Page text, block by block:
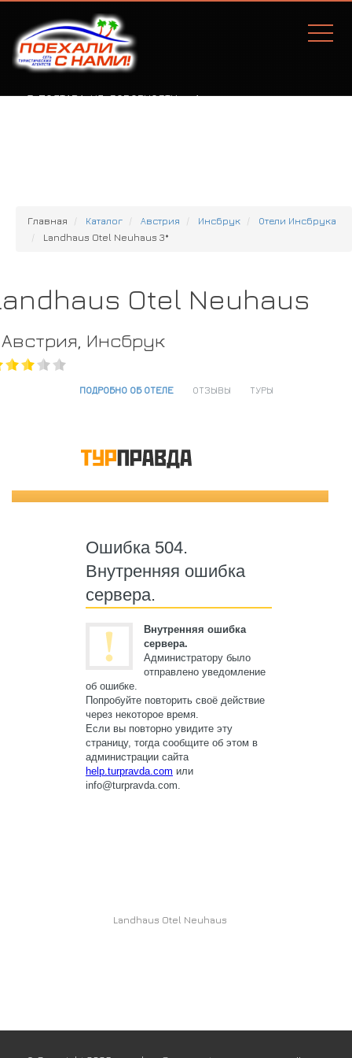
Г. ПОЛТАВА, УЛ. СОБОРНОСТИ, 77А
Главная Каталог Австрия Инсбрук
Отели Инсбрука
Landhaus Otel Neuhaus 3*
Otel Neuhaus
Австрия, Инсбрук
ПОДРОБНО ОБ ОТЕЛЕ ОТЗЫВЫ ТУРЫ
Landhaus Otel Neuhaus